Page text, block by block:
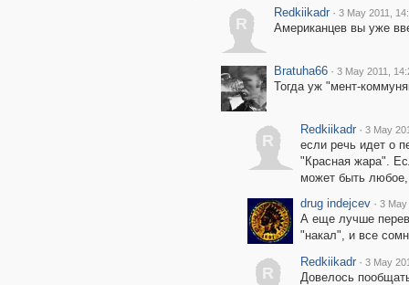
R
Redkiikadr · 3 May 2011,
Американцев вы уже
Bratuha66 · 3 May 2011,
Тогда уж "мент-
R
Redkiikadr · 3 May
если речь идет о
"Красная жара".
может быть
drug indejcev · 3 May
А еще лучше
"накал", и все
R
Redkiikadr · 3 May
Довелось